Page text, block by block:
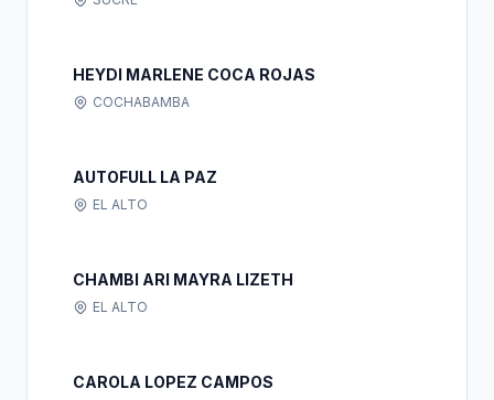
HEYDI MARLENE COCA ROJAS
COCHABAMBA
AUTOFULL LA PAZ
EL ALTO
CHAMBI ARI MAYRA LIZETH
EL ALTO
CAROLA LOPEZ CAMPOS